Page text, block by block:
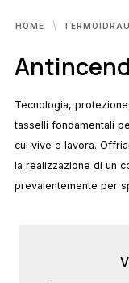
HOME
Tecnologia,
tasselli fondamentali
cui vive e lavora.
la realizzazione di un
prevalentemente per